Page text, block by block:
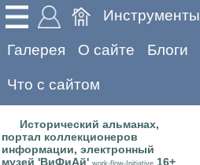
Инструменты
Галерея О сайте Блоги
Что с сайтом
Исторический альманах,
портал коллекционеров
информации, электронный
музей 'ВиФиАй' work-flow-Initiative 16+